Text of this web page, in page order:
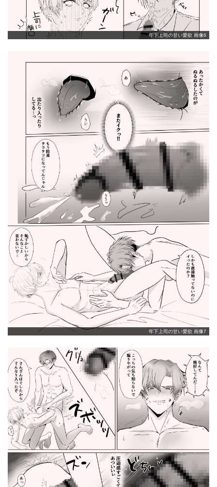
年下上司の甘い愛欲 画像6
年下上司の甘い愛欲 画像7